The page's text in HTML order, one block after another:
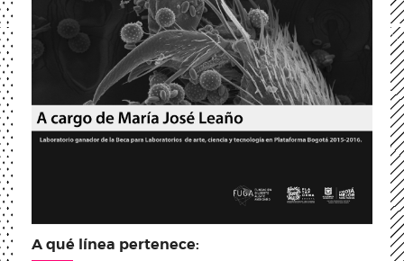
A qué línea pertenece: